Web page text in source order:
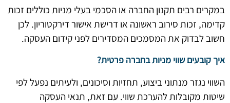
במקרים רבים תקנון החברה או הסכמי בעלי מניות כוללים זכות
קדימה, זכות סירוב ראשונה או דרישת אישור דירקטוריון. לכן
חשוב לבדוק את המסמכים המסדירים לפני קידום העסקה.
איך קובעים שווי מניות בחברה פרטית?
השווי נגזר מנתוני ביצוע, תחזיות וסיכונים, ולעיתים נפעל לפי
שיטות מקובלות להערכת שווי. עם זאת, תנאי העסקה